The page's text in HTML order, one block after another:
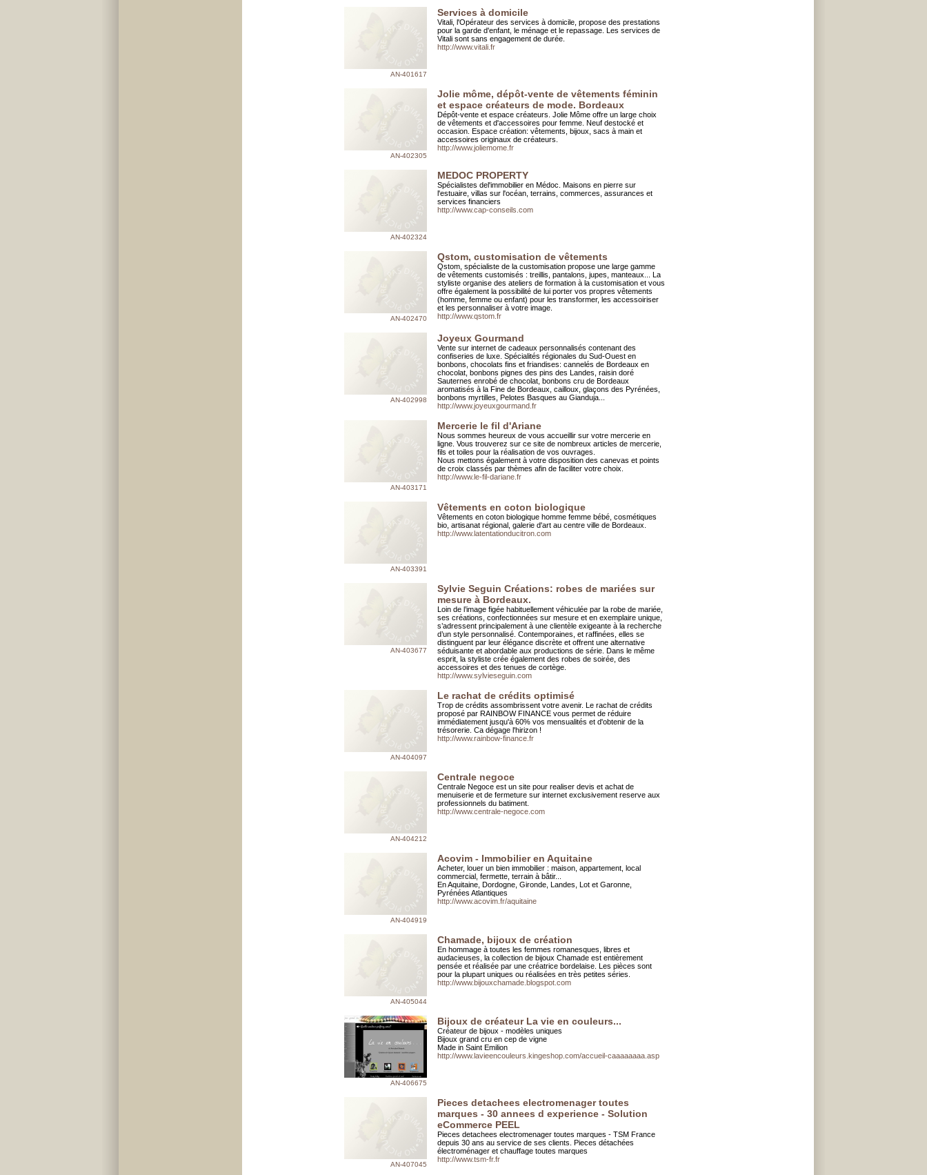
AN-401617
Services à domicile
Vitali, l'Opérateur des services à domicile, propose des prestations
pour la garde d'enfant, le ménage et le repassage. Les services de
Vitali sont sans engagement de durée.
http://www.vitali.fr
AN-402305
Jolie môme, dépôt-vente de vêtements féminin
et espace créateurs de mode. Bordeaux
Dépôt-vente et espace créateurs. Jolie Môme offre un large choix
de vêtements et d'accessoires pour femme. Neuf destocké et
occasion. Espace création: vêtements, bijoux, sacs à main et
accessoires originaux de créateurs.
http://www.joliemome.fr
AN-402324
MEDOC PROPERTY
Spécialistes del'immobilier en Médoc. Maisons en pierre sur
l'estuaire, villas sur l'océan, terrains, commerces, assurances et
services financiers
http://www.cap-conseils.com
AN-402470
Qstom, customisation de vêtements
Qstom, spécialiste de la customisation propose une large gamme
de vêtements customisés : treillis, pantalons, jupes, manteaux... La
styliste organise des ateliers de formation à la customisation et vous
offre également la possibilité de lui porter vos propres vêtements
(homme, femme ou enfant) pour les transformer, les accessoiriser
et les personnaliser à votre image.
http://www.qstom.fr
AN-402998
Joyeux Gourmand
Vente sur internet de cadeaux personnalisés contenant des
confiseries de luxe. Spécialités régionales du Sud-Ouest en
bonbons, chocolats fins et friandises: cannelés de Bordeaux en
chocolat, bonbons pignes des pins des Landes, raisin doré
Sauternes enrobé de chocolat, bonbons cru de Bordeaux
aromatisés à la Fine de Bordeaux, cailloux, glaçons des Pyrénées,
bonbons myrtilles, Pelotes Basques au Gianduja...
http://www.joyeuxgourmand.fr
AN-403171
Mercerie le fil d'Ariane
Nous sommes heureux de vous accueillir sur votre mercerie en
ligne. Vous trouverez sur ce site de nombreux articles de mercerie,
fils et toiles pour la réalisation de vos ouvrages.
Nous mettons également à votre disposition des canevas et points
de croix classés par thèmes afin de faciliter votre choix.
http://www.le-fil-dariane.fr
AN-403391
Vêtements en coton biologique
Vêtements en coton biologique homme femme bébé, cosmétiques
bio, artisanat régional, galerie d'art au centre ville de Bordeaux.
http://www.latentationducitron.com
AN-403677
Sylvie Seguin Créations: robes de mariées sur
mesure à Bordeaux.
Loin de l’image figée habituellement véhiculée par la robe de mariée,
ses créations, confectionnées sur mesure et en exemplaire unique,
s’adressent principalement à une clientèle exigeante à la recherche
d’un style personnalisé. Contemporaines, et raffinées, elles se
distinguent par leur élégance discrète et offrent une alternative
séduisante et abordable aux productions de série. Dans le même
esprit, la styliste crée également des robes de soirée, des
accessoires et des tenues de cortège.
http://www.sylvieseguin.com
AN-404097
Le rachat de crédits optimisé
Trop de crédits assombrissent votre avenir. Le rachat de crédits
proposé par RAINBOW FINANCE vous permet de réduire
immédiatement jusqu'à 60% vos mensualités et d'obtenir de la
trésorerie. Ca dégage l'hirizon !
http://www.rainbow-finance.fr
AN-404212
Centrale negoce
Centrale Negoce est un site pour realiser devis et achat de
menuiserie et de fermeture sur internet exclusivement reserve aux
professionnels du batiment.
http://www.centrale-negoce.com
AN-404919
Acovim - Immobilier en Aquitaine
Acheter, louer un bien immobilier : maison, appartement, local
commercial, fermette, terrain à bâtir...
En Aquitaine, Dordogne, Gironde, Landes, Lot et Garonne,
Pyrénées Atlantiques
http://www.acovim.fr/aquitaine
AN-405044
Chamade, bijoux de création
En hommage à toutes les femmes romanesques, libres et
audacieuses, la collection de bijoux Chamade est entièrement
pensée et réalisée par une créatrice bordelaise. Les pièces sont
pour la plupart uniques ou réalisées en très petites séries.
http://www.bijouxchamade.blogspot.com
AN-406675
Bijoux de créateur La vie en couleurs...
Créateur de bijoux - modèles uniques
Bijoux grand cru en cep de vigne
Made in Saint Emilion
http://www.lavieencouleurs.kingeshop.com/accueil-caaaaaaaa.asp
AN-407045
Pieces detachees electromenager toutes
marques - 30 annees d experience - Solution
eCommerce PEEL
Pieces detachees electromenager toutes marques - TSM France
depuis 30 ans au service de ses clients. Pieces détachées
électroménager et chauffage toutes marques
http://www.tsm-fr.fr